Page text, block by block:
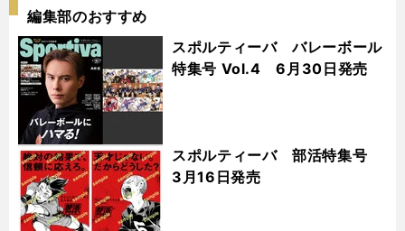
編集部のおすすめ
スポルティーバ バレーボール
特集号 Vol.4 6月30日発売
スポルティーバ 部活特集号
3月16日発売